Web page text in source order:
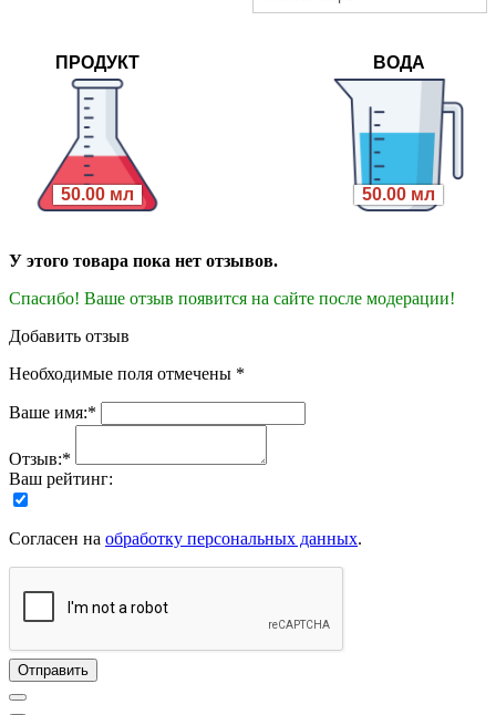
ПРОДУКТ
50.00 мл
ВОДА
50.00 мл
У этого товара пока нет отзывов.
Спасибо! Ваше отзыв появится на сайте после модерации!
Добавить отзыв
Необходимые поля отмечены *
Ваше имя:*
Отзыв:*
Ваш рейтинг:
Согласен на обработку персональных данных.